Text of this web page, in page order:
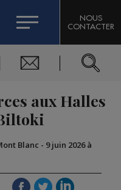
L'EXPERT
SKIABLES
BLANC
NOUS
CONTACTER
aux Halles
Blanc - 9 juin 2026 à